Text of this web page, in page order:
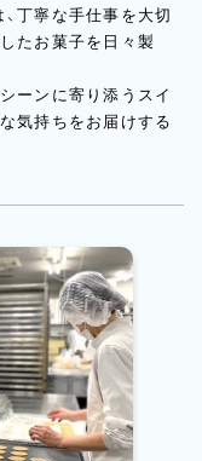
丁寧な手仕事を大切
たお菓子を日々製
ーンに寄り添うスイ
気持ちをお届けする